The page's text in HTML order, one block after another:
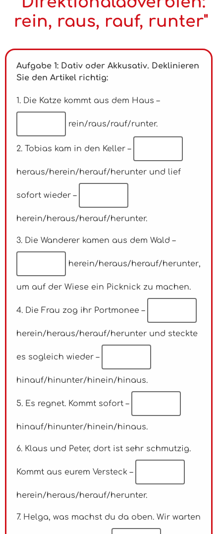
rein, raus, rauf, runter"
Aufgabe 1: Dativ oder Akkusativ. Deklinieren
Sie den Artikel richtig:
1. Die Katze kommt aus dem Haus –
rein/raus/rauf/runter.
2. Tobias kam in den Keller –
heraus/herein/herauf/herunter und lief
sofort wieder –
herein/heraus/herauf/herunter.
3. Die Wanderer kamen aus dem Wald –
herein/heraus/herauf/herunter,
um auf der Wiese ein Picknick zu machen.
4. Die Frau zog ihr Portmonee –
herein/heraus/herauf/herunter und steckte
es sogleich wieder –
hinauf/hinunter/hinein/hinaus.
5. Es regnet. Kommt sofort –
hinauf/hinunter/hinein/hinaus.
6. Klaus und Peter, dort ist sehr schmutzig.
Kommt aus eurem Versteck –
herein/heraus/herauf/herunter.
7. Helga, was machst du da oben. Wir warten